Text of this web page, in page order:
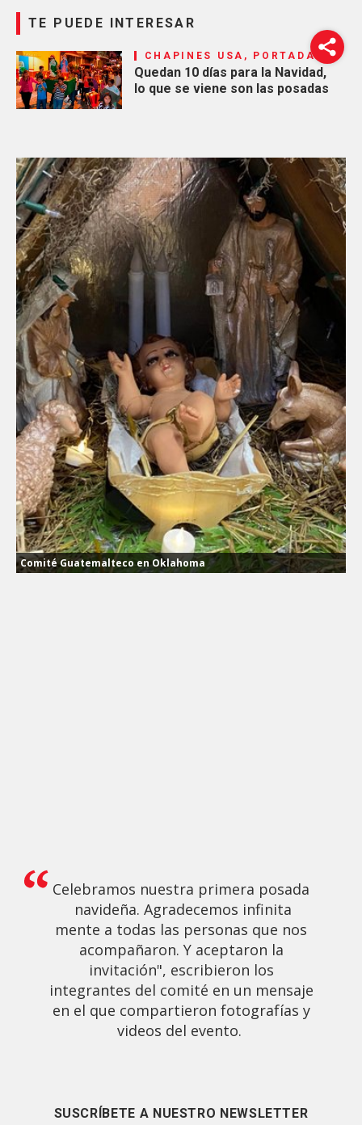
TE PUEDE INTERESAR
CHAPINES USA, PORTADA
Quedan 10 días para la Navidad,
lo que se viene son las posadas
Comité Guatemalteco en Oklahoma
Celebramos nuestra primera posada
navideña. Agradecemos infinita
mente a todas las personas que nos
acompañaron. Y aceptaron la
invitación", escribieron los
integrantes del comité en un mensaje
en el que compartieron fotografías y
videos del evento.
SUSCRÍBETE A NUESTRO NEWSLETTER